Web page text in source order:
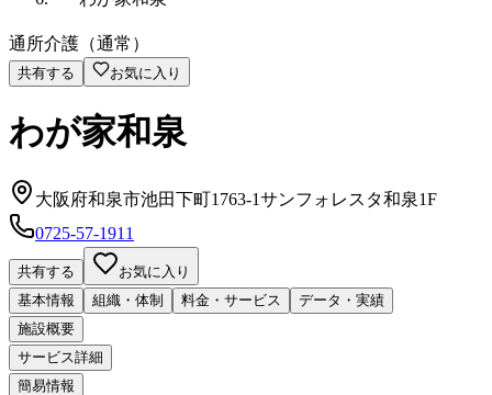
通所介護（通常）
共有する お気に入り
わが家和泉
大阪府和泉市池田下町1763-1サンフォレスタ和泉1F
0725-57-1911
共有する
お気に入り
基本情報
組織・体制 料金・サービス
データ・実績
施設概要
サービス詳細
簡易情報